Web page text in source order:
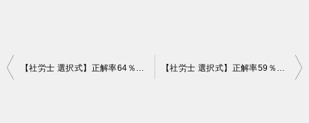
投
【社労士 選択式】正解率64％！児童労働の禁止の例外【労基】 【社労士 選択式】正解率59％！11月10日に「11月30日付けで解雇する」【労基】